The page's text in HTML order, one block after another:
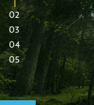
02
03
04
05